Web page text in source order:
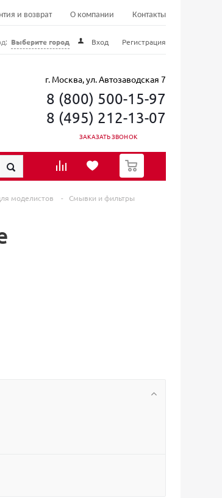
и возврат О компании Контакты
Выберите город Вход Регистрация
г. Москва, ул. Автозаводская 7
8 (800) 500-15-97
8 (495) 212-13-07
ЗАКАЗАТЬ ЗВОНОК
0
моделистов -
Смывки и фильтры